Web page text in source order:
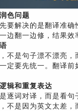
色问题
要解决的是翻译准
边翻一边修，结果
不是句子漂不漂亮
定要先统一。翻译
辑和重复表达
逐词对译，而是看
不是因为英文太差